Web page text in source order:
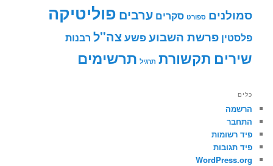
סמולנים ספורט סקרים ערבים פוליטיקה
פלסטין פרשת השבועפשעצה"ל רבנות
שירים תקשורת תרגיל תרשימים
כלים
הרשמה
התחבר
פיד רשומות
פיד תגובות
WordPress.org